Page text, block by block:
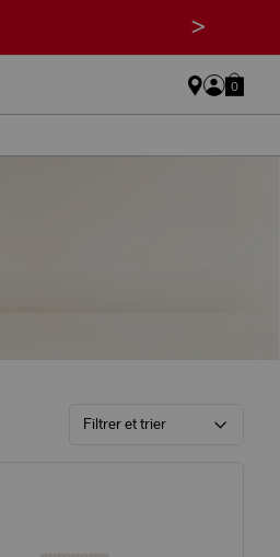
>
0
Filtrer et trier